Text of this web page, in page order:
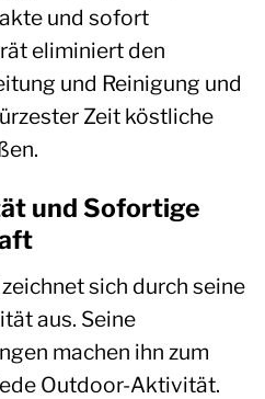
und sofort
eliminiert den
und Reinigung und
Zeit köstliche
und Sofortige
sich durch seine
aus. Seine
machen ihn zum
Outdoor-Aktivität.